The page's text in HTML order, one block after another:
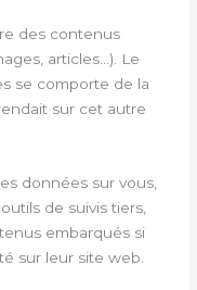
des contenus
articles…). Le
se comporte de la
sur cet autre
données sur vous,
de suivis tiers,
embarqués si
sur leur site web.